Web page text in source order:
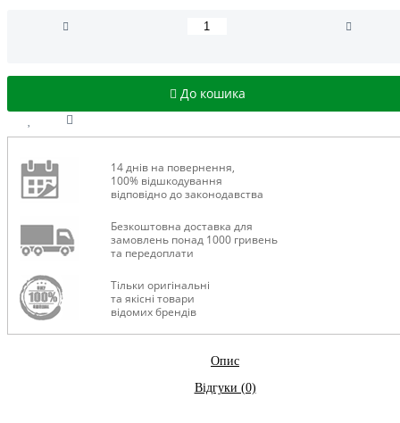
До кошика
14 днів на повернення,
100% відшкодування
відповідно до законодавства
Безкоштовна доставка для
замовлень понад 1000 гривень
та передоплати
Тільки оригінальні
та якісні товари
відомих брендів
Опис
Відгуки (0)